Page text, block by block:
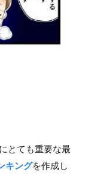
とても重要な最
キングを作成し